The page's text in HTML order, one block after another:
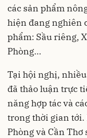
các sản phẩm
hiện đang nghiên
phẩm: Sầu riêng,
Phòng…
Tại hội nghị,
đã thảo luận trực
năng hợp tác và
trong thời gian
Phòng và Cần Thơ